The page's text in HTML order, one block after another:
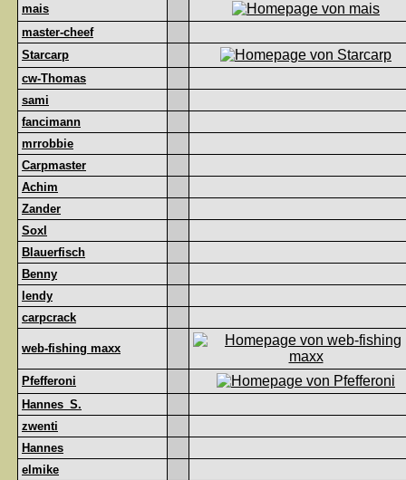
mais
master-cheef
Starcarp
cw-Thomas
sami
fancimann
mrrobbie
Carpmaster
Achim
Zander
Soxl
Blauerfisch
Benny
lendy
carpcrack
web-fishing maxx
Pfefferoni
Hannes_S.
zwenti
Hannes
elmike